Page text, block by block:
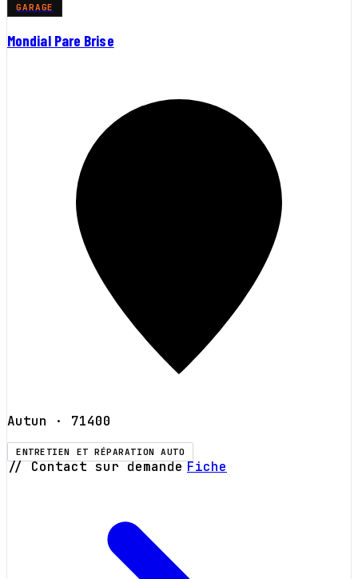
GARAGE
Mondial Pare Brise
Autun · 71400
ENTRETIEN ET RÉPARATION AUTO
// Contact sur demande Fiche